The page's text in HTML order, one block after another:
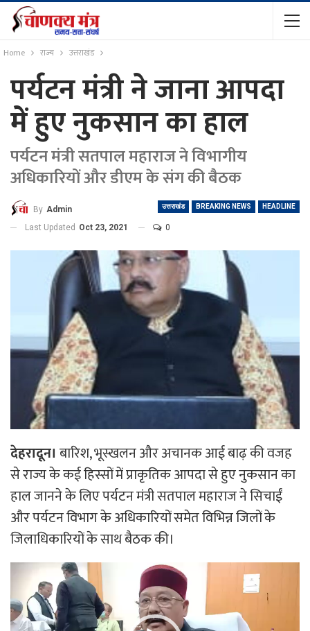
Home राज्य उत्तराखंड
पर्यटन मंत्री ने जाना आपदा
में हुए नुकसान का हाल
पर्यटन मंत्री सतपाल महाराज ने विभागीय
अधिकारियों और डीएम के संग की बैठक
उत्तराखंड BREAKING NEWS HEADLINE
By Admin
Last Updated Oct 23, 2021 0
देहरादून। बारिश, भूस्खलन और अचानक आई बाढ़ की वजह
से राज्य के कई हिस्सों में प्राकृतिक आपदा से हुए नुकसान का
हाल जानने के लिए पर्यटन मंत्री सतपाल महाराज ने सिचाईं
और पर्यटन विभाग के अधिकारियों समेत विभिन्न जिलों के
जिलाधिकारियों के साथ बैठक की।
Video
Player